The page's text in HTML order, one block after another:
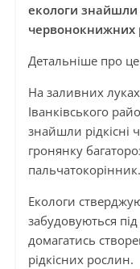
екологи знайшли
червонокнижних
Детальніше про це
На заливних луках
Іванківського
знайшли рідкісні
гронянку
пальчатокорінник.
Екологи
забудовуються
домагатись
рідкісних рослин.